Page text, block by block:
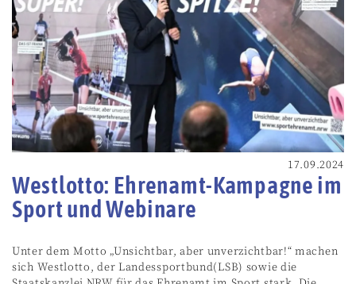
17.09.2024
Westlotto: Ehrenamt-Kampagne im
Sport und Webinare
Unter dem Motto „Unsichtbar, aber unverzichtbar!“ machen
sich Westlotto, der Landessportbund(LSB) sowie die